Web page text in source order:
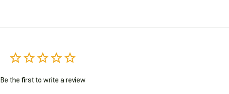
Be the first to write a review